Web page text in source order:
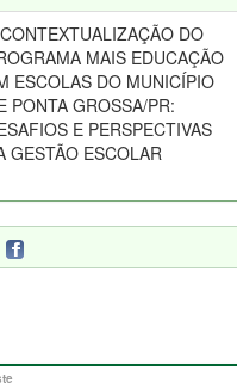
DO
MAIS EDUCAÇÃO
ESCOLAS DO MUNICÍPIO
PONTA GROSSA/PR:
E PERSPECTIVAS
GESTÃO ESCOLAR